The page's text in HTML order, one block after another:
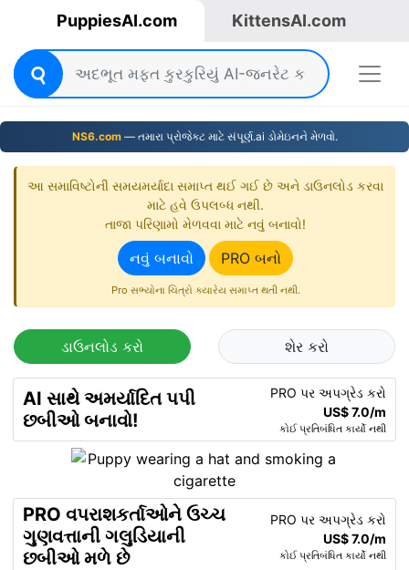
PuppiesAI.com KittensAI.com
NS6.com— તમારા પ્રોજેક્ટ માટે સંપૂર્ણ.ai ડોમેઇનને મેળવો.
આ સમાવિષ્ટોની સમયમર્યાદા સમાપ્ત થઈ ગઈ છે અને ડાઉનલોડ કરવા
માટે હવે ઉપલબ્ધ નથી.
તાજા પરિણામો મેળવવા માટે નવું બનાવો!
નવું બનાવો PRO બનો
Pro સભ્યોના ચિત્રો ક્યારેય સમાપ્ત થતી નથી.
ડાઉનલોડ કરો શેર કરો
AI સાથે અમર્યાદિત પપી
છબીઓ બનાવો!
PRO પર અપગ્રેડ કરો
US$ 7.0/m
કોઈ પ્રતિબંધિત કાર્યો નથી
PRO વપરાશકર્તાઓને ઉચ્ચ
ગુણવત્તાની ગલુડિયાની
છબીઓ મળે છે
PRO પર અપગ્રેડ કરો
US$ 7.0/m
કોઈ પ્રતિબંધિત કાર્યો નથી